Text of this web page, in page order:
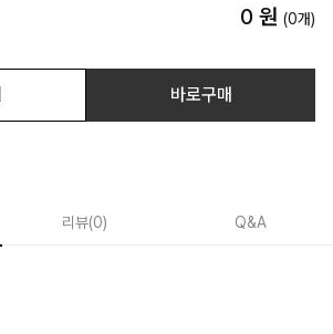
0 원 (0개)
바로구매
리뷰(0) Q&A